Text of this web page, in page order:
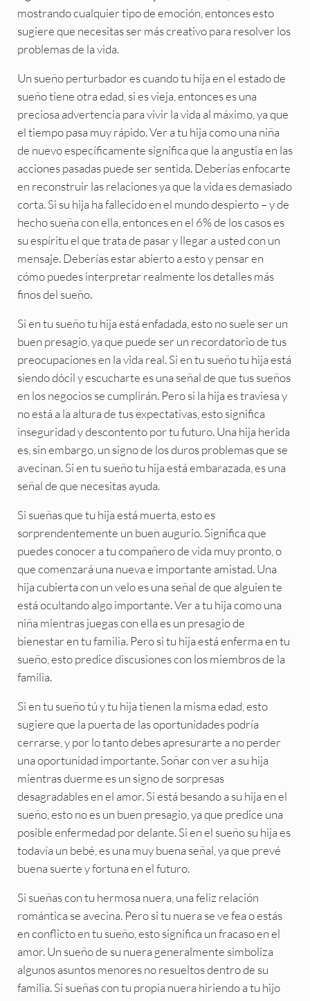
mostrando cualquier tipo de emoción, entonces esto
sugiere que necesitas ser más creativo para resolver los
problemas de la vida.
Un sueño perturbador es cuando tu hija en el estado de
sueño tiene otra edad, si es vieja, entonces es una
preciosa advertencia para vivir la vida al máximo, ya que
el tiempo pasa muy rápido. Ver a tu hija como una niña
de nuevo específicamente significa que la angustia en las
acciones pasadas puede ser sentida. Deberías enfocarte
en reconstruir las relaciones ya que la vida es demasiado
corta. Si su hija ha fallecido en el mundo despierto – y de
hecho sueña con ella, entonces en el 6% de los casos es
su espíritu el que trata de pasar y llegar a usted con un
mensaje. Deberías estar abierto a esto y pensar en
cómo puedes interpretar realmente los detalles más
finos del sueño.
Si en tu sueño tu hija está enfadada, esto no suele ser un
buen presagio, ya que puede ser un recordatorio de tus
preocupaciones en la vida real. Si en tu sueño tu hija está
siendo dócil y escucharte es una señal de que tus sueños
en los negocios se cumplirán. Pero si la hija es traviesa y
no está a la altura de tus expectativas, esto significa
inseguridad y descontento por tu futuro. Una hija herida
es, sin embargo, un signo de los duros problemas que se
avecinan. Si en tu sueño tu hija está embarazada, es una
señal de que necesitas ayuda.
Si sueñas que tu hija está muerta, esto es
sorprendentemente un buen augurio. Significa que
puedes conocer a tu compañero de vida muy pronto, o
que comenzará una nueva e importante amistad. Una
hija cubierta con un velo es una señal de que alguien te
está ocultando algo importante. Ver a tu hija como una
niña mientras juegas con ella es un presagio de
bienestar en tu familia. Pero si tu hija está enferma en tu
sueño, esto predice discusiones con los miembros de la
familia.
Si en tu sueño tú y tu hija tienen la misma edad, esto
sugiere que la puerta de las oportunidades podría
cerrarse, y por lo tanto debes apresurarte a no perder
una oportunidad importante. Soñar con ver a su hija
mientras duerme es un signo de sorpresas
desagradables en el amor. Si está besando a su hija en el
sueño, esto no es un buen presagio, ya que predice una
posible enfermedad por delante. Si en el sueño su hija es
todavía un bebé, es una muy buena señal, ya que prevé
buena suerte y fortuna en el futuro.
Si sueñas con tu hermosa nuera, una feliz relación
romántica se avecina. Pero si tu nuera se ve fea o estás
en conflicto en tu sueño, esto significa un fracaso en el
amor. Un sueño de su nuera generalmente simboliza
algunos asuntos menores no resueltos dentro de su
familia. Si sueñas con tu propia nuera hiriendo a tu hijo